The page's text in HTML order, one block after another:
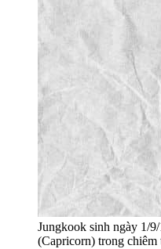
Jungkook sinh ngày 1/
(Capricorn) trong chiêm